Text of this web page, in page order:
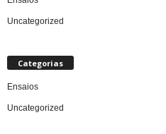
Uncategorized
Categorias
Ensaios
Uncategorized